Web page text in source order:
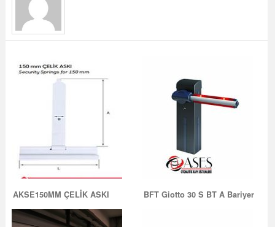
AKSE150MM ÇELİK ASKI BFT Giotto 30 S BT A Bariyer